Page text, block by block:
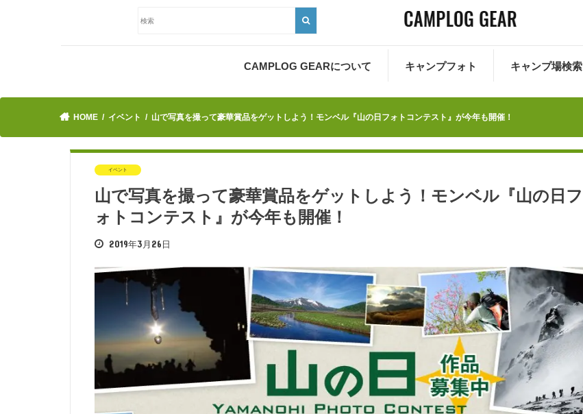
CAMPLOG GEARについて キャンプフォト キャンプ場検索
HOME イベント 山で写真を撮って豪華賞品をゲットしよう！モンベル『山の日フォトコンテスト』が今年も開催！
イベント
山で写真を撮って豪華賞品をゲットしよう！モンベル『山の日フ
ォトコンテスト』が今年も開催！
2019年3月26日